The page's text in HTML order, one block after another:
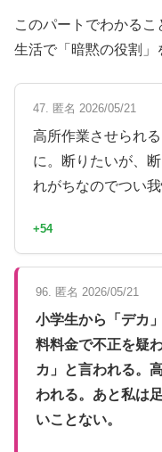
このパートでわかる
生活で「暗黙の役割」
47. 匿名 2026/05/21
高所作業させられ
に。断りたいが、
れがちなのでつい我
+54
96. 匿名 2026/05/21
小学生から「デカ
料料金で不正を疑
カ」と言われる。
われる。あと私は
いことない。